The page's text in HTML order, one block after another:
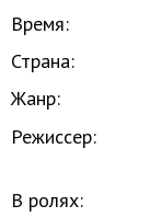
Время:
Страна:
Жанр:
Режиссер:
В ролях: